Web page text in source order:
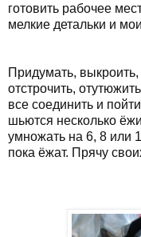
готовить рабочее
мелкие детальки и
Придумать,
отстрочить,
все соединить и
шьются несколько
умножать на 6, 8 или
пока ёжат. Прячу